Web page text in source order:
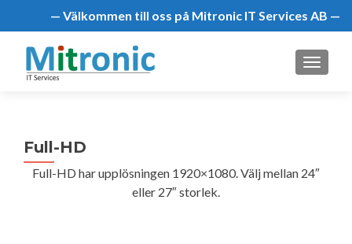
— Välkommen till oss på Mitronic IT Services AB —
MENU
Full-HD
Full-HD har upplösningen 1920×1080. Välj mellan 24″
eller 27″ storlek.